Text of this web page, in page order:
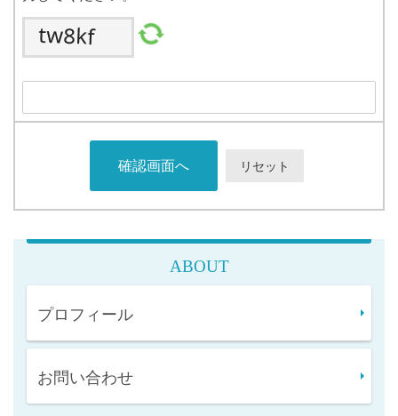
ABOUT
プロフィール
お問い合わせ